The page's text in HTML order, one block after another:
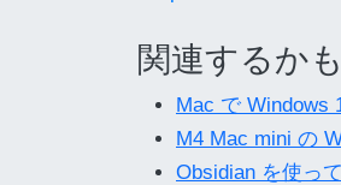
関連するか
Mac で Windows
M4 Mac mini の
Obsidian を使っ